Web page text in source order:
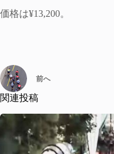
価格は¥13,200。
前へ
関連投稿